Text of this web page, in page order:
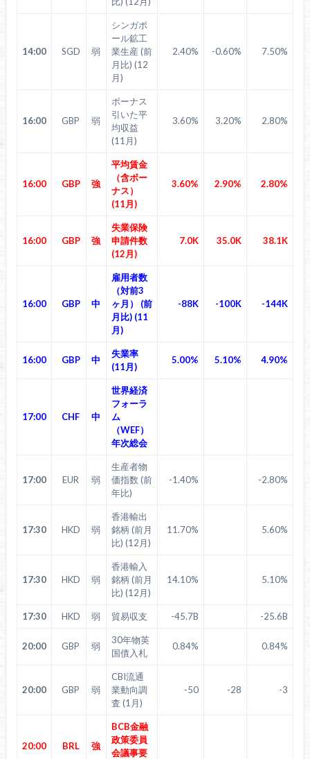
14:00 SGD 弱
シンガポ
ール鉱工
業生産 (前
月比) (12
月)
2.40% -0.60% 7.50%
16:00 GBP 弱
ボーナス
引いた平
均収益
(11月)
3.60% 3.20% 2.80%
16:00 GBP 強
平均賃金
（含ボー
ナス）
(11月)
3.60% 2.90% 2.80%
16:00 GBP 強
失業保険
申請件数
(12月)
7.0K 35.0K 38.1K
16:00 GBP 中
雇用者数
（対前3
ヶ月） (前
月比) (11
月)
-88K -100K -144K
16:00 GBP 中
失業率
(11月)
5.00% 5.10% 4.90%
17:00 CHF 中
世界経済
フォーラ
ム
（WEF）
年次総会
17:00 EUR 弱
生産者物
価指数 (前
年比)
-1.40% -2.80%
17:30 HKD 弱
香港輸出
銘柄 (前月
比) (12月)
11.70% 5.60%
17:30 HKD 弱
香港輸入
銘柄 (前月
比) (12月)
14.10% 5.10%
17:30 HKD 弱 貿易収支 -45.7B -25.6B
20:00 GBP 弱
30年物英
国債入札
0.84% 0.84%
20:00 GBP 弱
CBI流通
業動向調
査 (1月)
-50 -28 -3
20:00 BRL 強
BCB金融
政策委員
会議事要